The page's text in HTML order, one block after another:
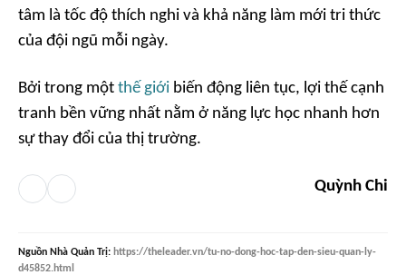
tâm là tốc độ thích nghi và khả năng làm mới tri thức
của đội ngũ mỗi ngày.
Bởi trong một thế giới biến động liên tục, lợi thế cạnh
tranh bền vững nhất nằm ở năng lực học nhanh hơn
sự thay đổi của thị trường.
Quỳnh Chi
Nguồn Nhà Quản Trị: https://theleader.vn/tu-no-dong-hoc-tap-den-sieu-quan-ly-
d45852.html